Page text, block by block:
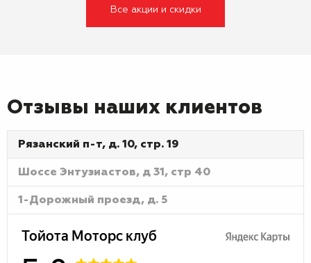
Все акции и скидки
Отзывы наших клиентов
Рязанский п-т, д. 10, стр. 19
Шоссе Энтузиастов, д 31, стр 40
1-Дорожный проезд, д. 5